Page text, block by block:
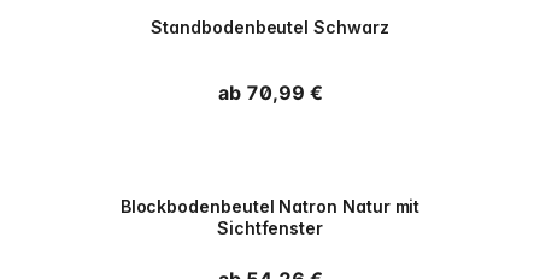
Standbodenbeutel Schwarz
Normaler Preis
ab 70,99 €
Blockbodenbeutel Natron Natur mit
Sichtfenster